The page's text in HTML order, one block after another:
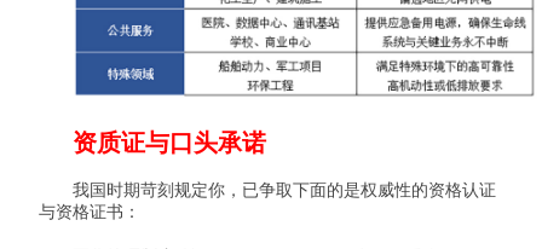
资质证与口头承诺
我国时期苛刻规定你，已争取下面的是权威性的资格认证
与资格证书：